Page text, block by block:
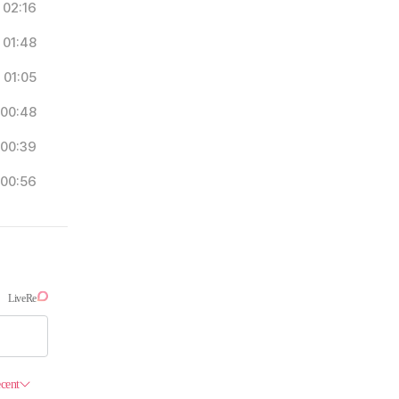
02:16
01:48
01:05
00:48
00:39
00:56